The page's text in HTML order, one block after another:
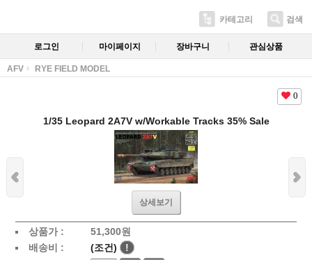
카테고리 검색
로그인 마이페이지 장바구니 관심상품
AFV RYE FIELD MODEL
0
1/35 Leopard 2A7V w/Workable Tracks 35% Sale
상세보기
상품가 : 51,300원
배송비 :
(조건)
!